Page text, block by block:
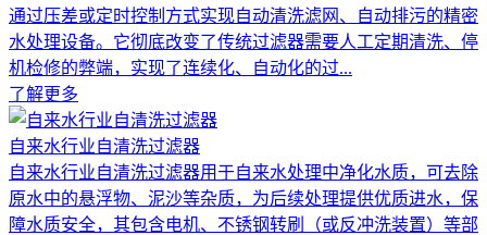
通过压差或定时控制方式实现自动清洗滤网、自动排污的精密
水处理设备。它彻底改变了传统过滤器需要人工定期清洗、停
机检修的弊端，实现了连续化、自动化的过...
了解更多
自来水行业自清洗过滤器
自来水行业自清洗过滤器用于自来水处理中净化水质，可去除
原水中的悬浮物、泥沙等杂质，为后续处理提供优质进水，保
障水质安全，其包含电机、不锈钢转刷（或反冲洗装置）等部